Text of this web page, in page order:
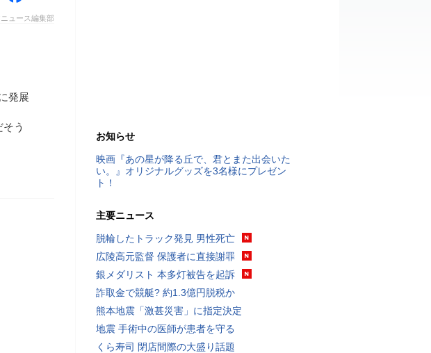
ュース編集部
発展
う
お知らせ
映画『あの星が降る丘で、君とまた出会いた
い。』オリジナルグッズを3名様にプレゼン
ト！
主要ニュース
脱輪したトラック発見 男性死亡
広陵高元監督 保護者に直接謝罪
銀メダリスト 本多灯被告を起訴
詐取金で競艇? 約1.3億円脱税か
熊本地震「激甚災害」に指定決定
地震 手術中の医師が患者を守る
くら寿司 閉店間際の大盛り話題